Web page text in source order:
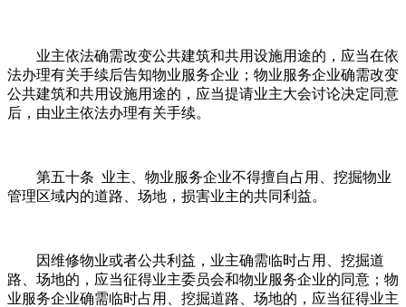
业主依法确需改变公共建筑和共用设施用途的，应当在依
法办理有关手续后告知物业服务企业；物业服务企业确需改变
公共建筑和共用设施用途的，应当提请业主大会讨论决定同意
后，由业主依法办理有关手续。
第五十条 业主、物业服务企业不得擅自占用、挖掘物业
管理区域内的道路、场地，损害业主的共同利益。
因维修物业或者公共利益，业主确需临时占用、挖掘道
路、场地的，应当征得业主委员会和物业服务企业的同意；物
业服务企业确需临时占用、挖掘道路、场地的，应当征得业主